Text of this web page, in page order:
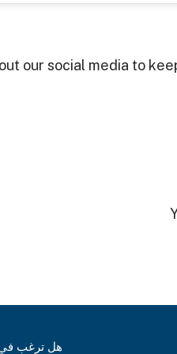
our social media to
هل ترغب في